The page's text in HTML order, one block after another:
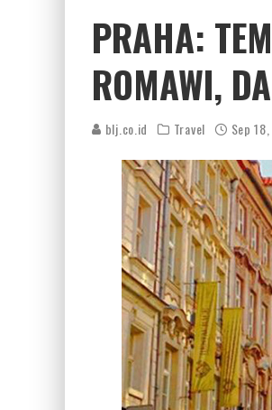
PRAHA:
ROMAWI,
blj.co.id Travel Sep